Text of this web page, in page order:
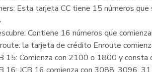
Esta tarjeta CC tiene 15 números
Contiene 16 números que
la tarjeta de crédito Enroute
15: Comienza con 2100 o 1800 y consta